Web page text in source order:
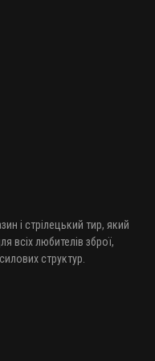
і стрілецький тир, який
всіх любителів зброї,
структур.